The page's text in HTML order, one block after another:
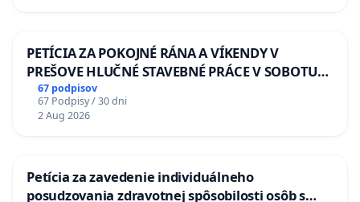
PETÍCIA ZA POKOJNÉ RÁNA A VÍKENDY V
PREŠOVE HLUČNÉ STAVEBNÉ PRÁCE V SOBOTU
LEN OD 9.00 DO 13.00 HOD., CEZ PRACOVNÝ
TÝŽDEŇ CIEĽ 8.00 – 18.00 HOD. A PRAVIDELNÁ
KONTROLA STAVBY C-AREA NA
67 podpisov
67 Podpisy / 30 dni
2 Aug 2026
Petícia za zavedenie individuálneho
posudzovania zdravotnej spôsobilosti osôb s